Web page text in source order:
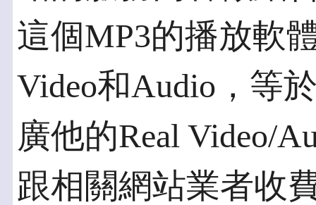
這個MP3的播放軟
Video和Audio，等
廣他的Real Video/
跟相關網站業者收